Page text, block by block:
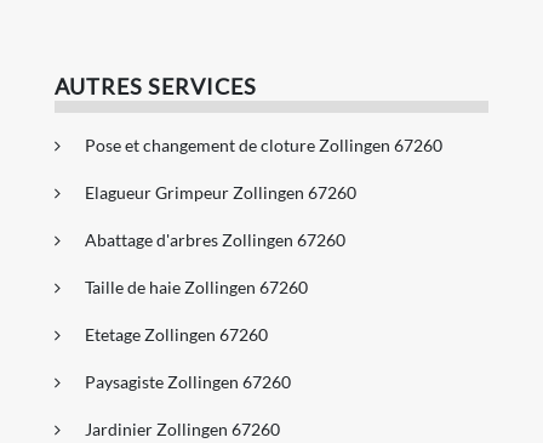
AUTRES SERVICES
Pose et changement de cloture Zollingen 67260
Elagueur Grimpeur Zollingen 67260
Abattage d'arbres Zollingen 67260
Taille de haie Zollingen 67260
Etetage Zollingen 67260
Paysagiste Zollingen 67260
Jardinier Zollingen 67260